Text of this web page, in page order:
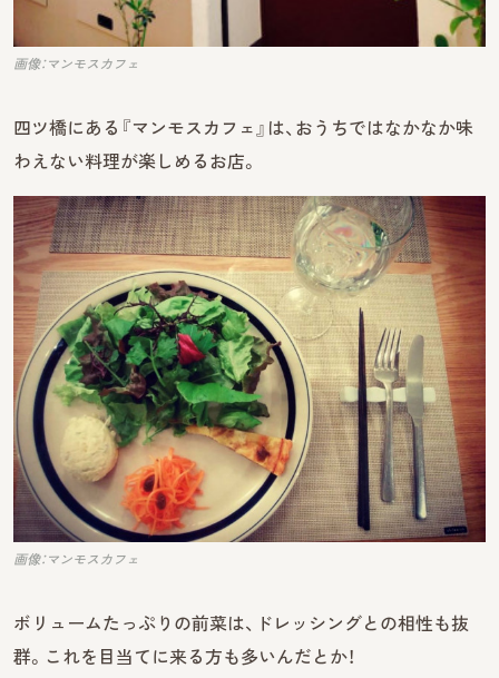
画像：マンモスカフェ
四ツ橋にある『マンモスカフェ』は、おうちではなかなか味
わえない料理が楽しめるお店。
画像：マンモスカフェ
ボリュームたっぷりの前菜は、ドレッシングとの相性も抜
群。これを目当てに来る方も多いんだとか！